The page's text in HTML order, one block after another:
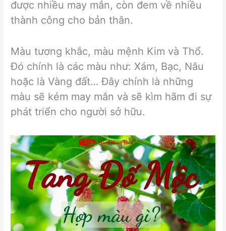
được nhiều may mắn, còn đem về nhiều
thành công cho bản thân.
Màu tương khắc, màu mệnh Kim và Thổ.
Đó chính là các màu như: Xám, Bạc, Nâu
hoặc là Vàng đất… Đây chính là những
màu sẽ kém may mắn và sẽ kìm hãm đi sự
phát triển cho người sở hữu.